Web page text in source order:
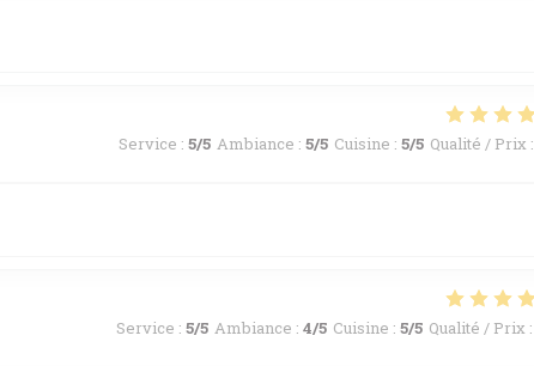
Service : 5/5 Ambiance : 5/5 Cuisine : 5/5 Qualité / Prix:
Service : 5/5 Ambiance : 4/5 Cuisine : 5/5 Qualité / Prix: